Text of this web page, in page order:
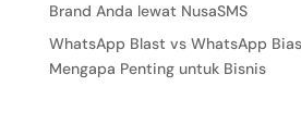
Brand Anda lewat NusaSMS
WhatsApp Blast vs WhatsApp
Mengapa Penting untuk Bisnis